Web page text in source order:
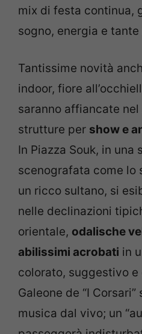
mix di festa continua,
sogno, energia e tante
Tantissime novità
indoor, fiore
saranno affiancate nel
strutture per show e
In Piazza Souk, in
scenografata come lo
un ricco sultano, si
nelle declinazioni
orientale, odalische
abilissimi acrobati in
colorato, suggestivo e
Galeone de “I
musica dal vivo; un